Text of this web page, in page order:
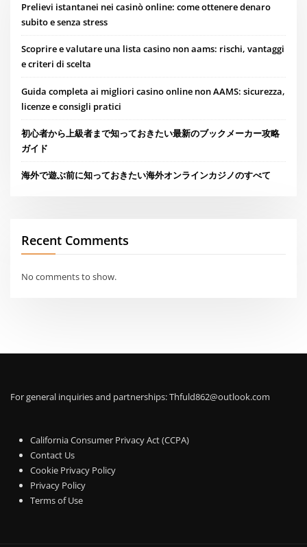
Prelievi istantanei nei casinò online: come ottenere denaro
subito e senza stress
Scoprire e valutare una lista casino non aams: rischi, vantaggi
e criteri di scelta
Guida completa ai migliori casino online non AAMS: sicurezza,
licenze e consigli pratici
初心者から上級者まで知っておきたい最新のブックメーカー攻略
ガイド
海外で遊ぶ前に知っておきたい海外オンラインカジノのすべて
Recent Comments
No comments to show.
For general inquiries and partnerships:Thfuld862@outlook.com
California Consumer Privacy Act (CCPA)
Contact Us
Cookie Privacy Policy
Privacy Policy
Terms of Use